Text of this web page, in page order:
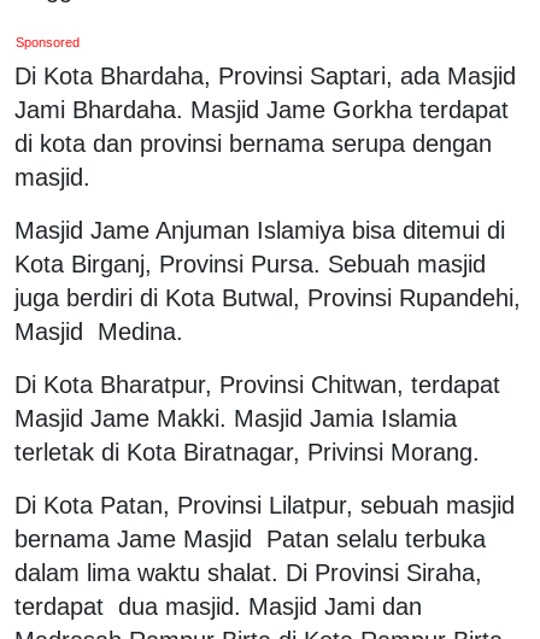
Sponsored
Di Kota Bhardaha, Provinsi Saptari, ada Masjid
Jami Bhardaha. Masjid Jame Gorkha terdapat
di kota dan provinsi bernama serupa dengan
masjid.
Masjid Jame Anjuman Islamiya bisa ditemui di
Kota Birganj, Provinsi Pursa. Sebuah masjid
juga berdiri di Kota Butwal, Provinsi Rupandehi,
Masjid Medina.
Di Kota Bharatpur, Provinsi Chitwan, terdapat
Masjid Jame Makki. Masjid Jamia Islamia
terletak di Kota Biratnagar, Privinsi Morang.
Di Kota Patan, Provinsi Lilatpur, sebuah masjid
bernama Jame Masjid Patan selalu terbuka
dalam lima waktu shalat. Di Provinsi Siraha,
terdapat dua masjid. Masjid Jami dan